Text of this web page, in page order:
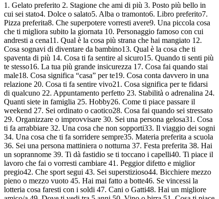
1. Gelato preferito 2. Stagione che ami di più 3. Posto più bello in
cui sei stato4. Dolce o salato5. Alba o tramonto6. Libro preferito7.
Pizza preferita8. Che superpotere vorresti avere9. Una piccola cosa
che ti migliora subito la giornata 10. Personaggio famoso con cui
andresti a cena11. Qual è la cosa più strana che hai mangiato 12.
Cosa sognavi di diventare da bambino13. Qual è la cosa che ti
spaventa di più 14. Cosa ti fa sentire al sicuro15. Quando ti senti più
te stesso16. La tua più grande insicurezza 17. Cosa fai quando stai
male18. Cosa significa “casa” per te19. Cosa conta davvero in una
relazione 20. Cosa ti fa sentire vivo21. Cosa significa per te fidarsi
di qualcuno 22. Appuntamento perfetto 23. Stabilità o adrenalina 24.
Quanti siete in famiglia 25. Hobby26. Come ti piace passare il
weekend 27. Sei ordinato o caotico28. Cosa fai quando sei stressato
29. Organizzare o improvvisare 30. Sei una persona gelosa31. Cosa
ti fa arrabbiare 32. Una cosa che non sopporti33. Il viaggio dei sogni
34. Una cosa che ti fa sorridere sempre35. Materia preferita a scuola
36. Sei una persona mattiniera o notturna 37. Festa preferita 38. Hai
un soprannome 39. Ti dà fastidio se ti toccano i capelli40. Ti piace il
lavoro che fai o vorresti cambiare 41. Peggior difetto e miglior
pregio42. Che sport segui 43. Sei superstizioso44. Bicchiere mezzo
pieno o mezzo vuoto 45. Hai mai fatto a botte46. Se vincessi la
lotteria cosa faresti con i soldi 47. Cani o Gatti48. Hai un migliore